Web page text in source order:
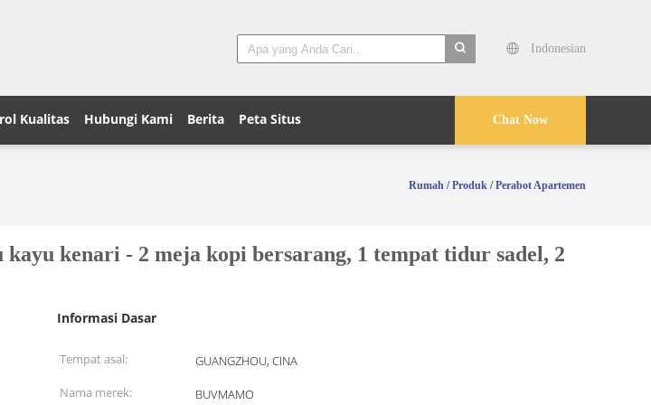
Indonesian
Chat Now
Kualitas Hubungi Kami Berita Peta Situs
Rumah /Produk /Perabot Apartemen
kenari - 2 meja kopi bersarang, 1 tempat tidur sadel, 2
Informasi Dasar
Tempat asal:
GUANGZHOU, CINA
Nama merek:
BUVMAMO